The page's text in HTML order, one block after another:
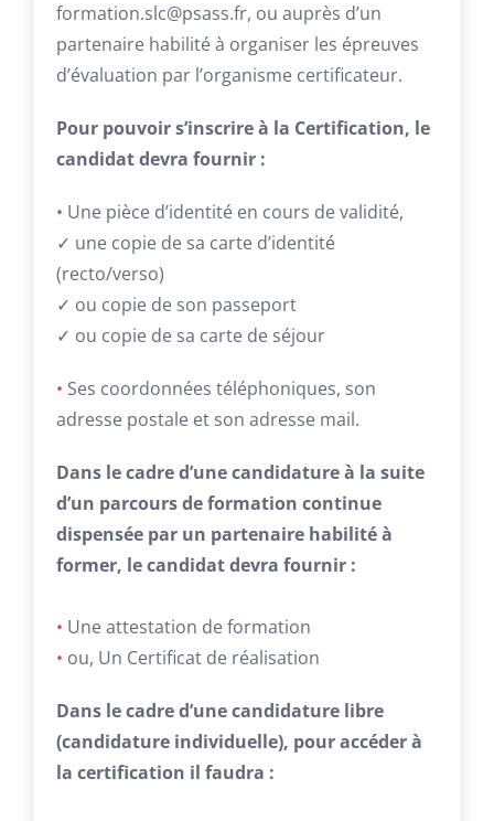
formation.slc@psass.fr, ou auprès d’un
partenaire habilité à organiser les épreuves
d’évaluation par l’organisme certificateur.
Pour pouvoir s’inscrire à la Certification, le
candidat devra fournir :
• Une pièce d’identité en cours de validité,
✓ une copie de sa carte d’identité
(recto/verso)
✓ ou copie de son passeport
✓ ou copie de sa carte de séjour
• Ses coordonnées téléphoniques, son
adresse postale et son adresse mail.
Dans le cadre d’une candidature à la suite
d’un parcours de formation continue
dispensée par un partenaire habilité à
former, le candidat devra fournir :
• Une attestation de formation
• ou, Un Certificat de réalisation
Dans le cadre d’une candidature libre
(candidature individuelle), pour accéder à
la certification il faudra :